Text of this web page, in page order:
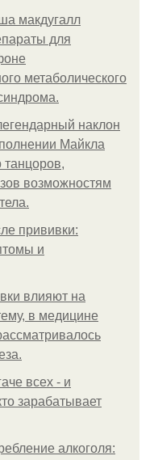
макдугалл
для
метаболического
наклон
Майкла
танцоров,
возможностям
прививки:
и
влияют на
в медицине
всех - и
зарабатывает
алкоголя: